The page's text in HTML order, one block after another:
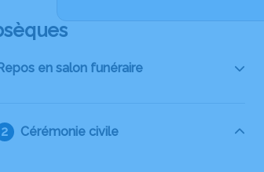
Repos en salon funéraire
Cérémonie civile